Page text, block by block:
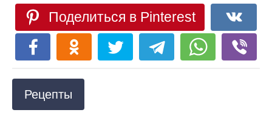
Поделиться в Pinterest
Рецепты